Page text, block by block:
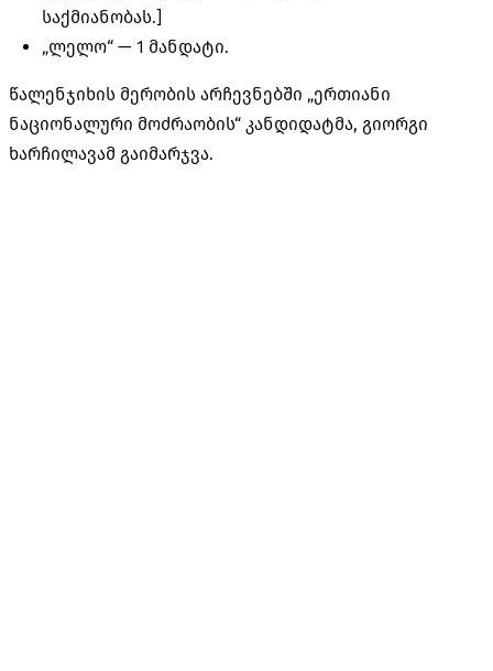
საქმიანობას.]
„ლელო“ — 1 მანდატი.
წალენჯიხის მერობის არჩევნებში „ერთიანი
ნაციონალური მოძრაობის“ კანდიდატმა, გიორგი
ხარჩილავამ გაიმარჯვა.